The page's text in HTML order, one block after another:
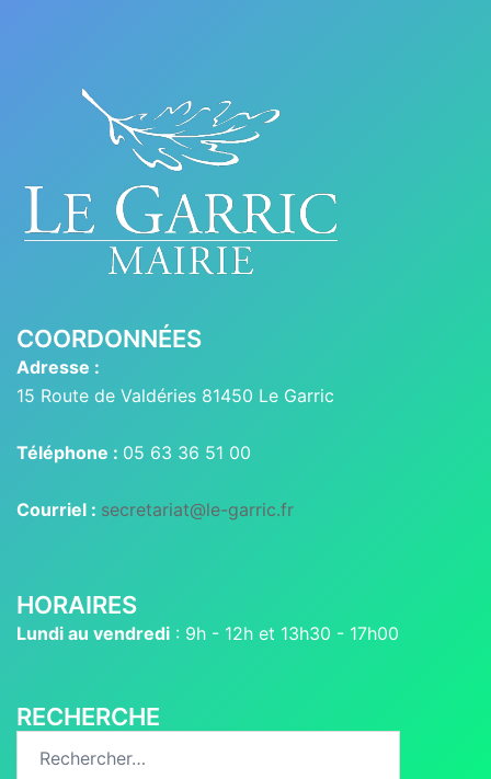
COORDONNÉES
Adresse :
15 Route de Valdéries 81450 Le Garric
Téléphone : 05 63 36 51 00
Courriel : secretariat@le-garric.fr
HORAIRES
Lundi au vendredi : 9h - 12h et 13h30 - 17h00
RECHERCHE